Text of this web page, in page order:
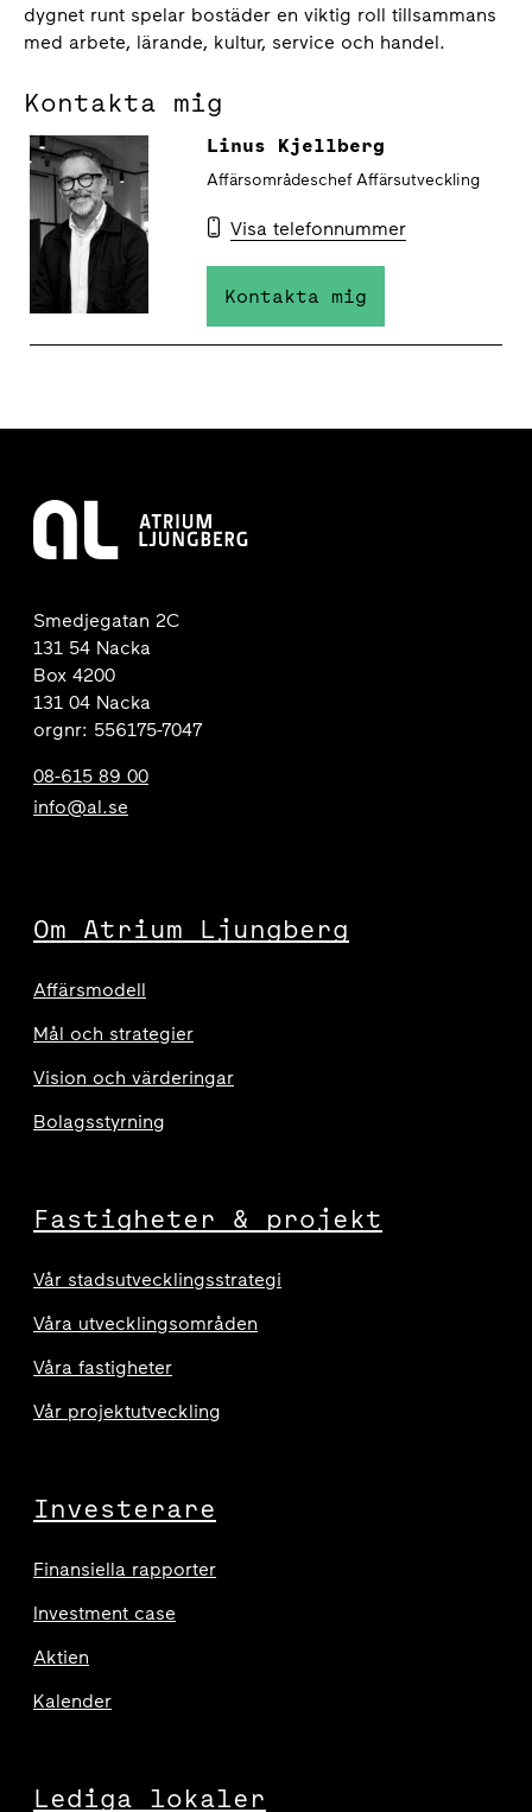
dygnet runt spelar bostäder en viktig roll tillsammans
med arbete, lärande, kultur, service och handel.
Kontakta mig
Linus Kjellberg
Affärsområdeschef Affärsutveckling
Visa telefonnummer
Kontakta mig
Smedjegatan 2C
131 54 Nacka
Box 4200
131 04 Nacka
orgnr: 556175-7047
08-615 89 00
info@al.se
Om Atrium Ljungberg
Affärsmodell
Mål och strategier
Vision och värderingar
Bolagsstyrning
Fastigheter & projekt
Vår stadsutvecklingsstrategi
Våra utvecklingsområden
Våra fastigheter
Vår projektutveckling
Investerare
Finansiella rapporter
Investment case
Aktien
Kalender
Lediga lokaler